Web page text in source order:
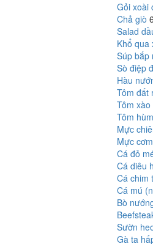
Gỏi xoài
Chả giò
Salad
Khổ qua
Súp bắp
Sò điệp
Hàu
Tôm đất
Tôm
Tôm
Mực
Mực
Cá đỏ
Cá diêu
Cá chim
Cá mú
Bò
Sườn
Gà ta